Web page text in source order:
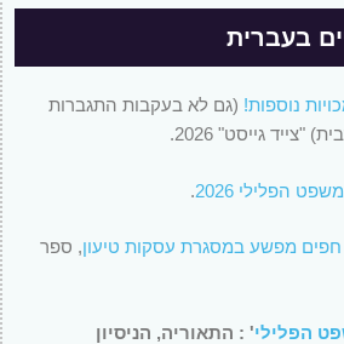
בעברית
נוספות! (גם לא בעקבות התגברות
גייסט" 2026.
הפלילי 2026 .
מפשע במסגרת עסקות טיעון, ספר
הפלילי' : התאוריה, הניסיון